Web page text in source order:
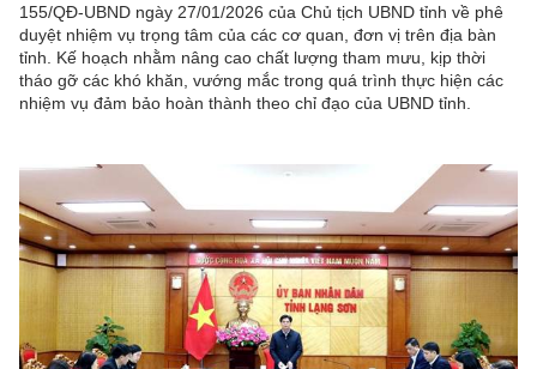
155/QĐ-UBND ngày 27/01/2026 của Chủ tịch UBND tỉnh về phê
duyệt nhiệm vụ trọng tâm của các cơ quan, đơn vị trên địa bàn
tỉnh. Kế hoạch nhằm nâng cao chất lượng tham mưu, kịp thời
tháo gỡ các khó khăn, vướng mắc trong quá trình thực hiện các
nhiệm vụ đảm bảo hoàn thành theo chỉ đạo của UBND tỉnh.